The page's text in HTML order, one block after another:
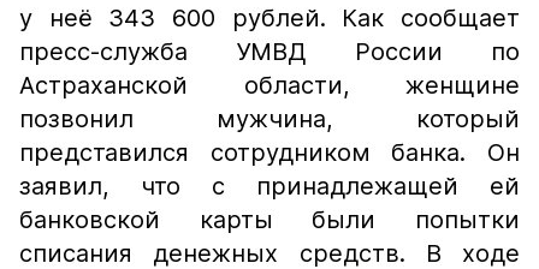
у неё 343 600 рублей. Как сообщает
пресс-служба УМВД России по
Астраханской области, женщине
позвонил мужчина, который
представился сотрудником банка. Он
заявил, что с принадлежащей ей
банковской карты были попытки
списания денежных средств. В ходе